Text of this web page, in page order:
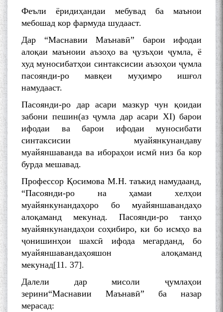
Феъли ёридиҳандаи мебувад ба маънои
мебошад кор фармуда шудааст.
Дар “Маснавии Маънавӣ” барои ифодаи
алоқаи маъноии аъзоҳо ва ҷузъҳои ҷумла, ё
худ муносибатҳои синтаксисии аъзоҳои ҷумла
пасоянди-ро мавқеи муҳимро ишғол
намудааст.
Пасоянди-ро дар асари мазкур чун қоидаи
забони пешин(аз ҷумла дар асари XI) барои
ифодаи ва барои ифодаи муносибати
синтаксисии муайянкунандаву
муайяншаванда ва ибораҳои исмӣ низ ба кор
бурда мешавад.
Профессор Қосимова М.Н. таъкид намудаанд,
“Пасоянди-ро на ҳамаи хелҳои
муайянкунандаҳоро бо муайяншавандаҳо
алоқаманд мекунад. Пасоянди-ро танҳо
муайянкунандаҳои соҳибиро, ки бо исмҳо ва
ҷонишинҳои шахсӣ ифода мегарданд, бо
муайяншавандаҳояшон алоқаманд
мекунад[11. 37].
Далели дар мисоли ҷумлаҳои
зерини“Маснавии Маънавӣ” ба назар
мерасад: